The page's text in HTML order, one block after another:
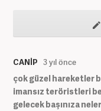
CANİP 3 yıl önce
çok güzel hareketler
imansız teröristleri
gelecek başınıza